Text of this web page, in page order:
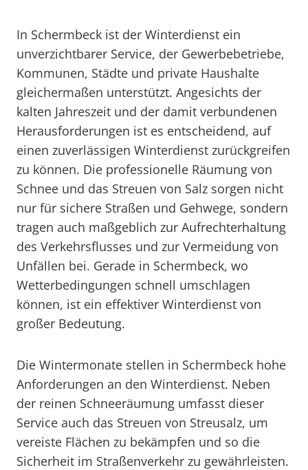
In Schermbeck ist der Winterdienst ein
unverzichtbarer Service, der Gewerbebetriebe,
Kommunen, Städte und private Haushalte
gleichermaßen unterstützt. Angesichts der
kalten Jahreszeit und der damit verbundenen
Herausforderungen ist es entscheidend, auf
einen zuverlässigen Winterdienst zurückgreifen
zu können. Die professionelle Räumung von
Schnee und das Streuen von Salz sorgen nicht
nur für sichere Straßen und Gehwege, sondern
tragen auch maßgeblich zur Aufrechterhaltung
des Verkehrsflusses und zur Vermeidung von
Unfällen bei. Gerade in Schermbeck, wo
Wetterbedingungen schnell umschlagen
können, ist ein effektiver Winterdienst von
großer Bedeutung.
Die Wintermonate stellen in Schermbeck hohe
Anforderungen an den Winterdienst. Neben
der reinen Schneeräumung umfasst dieser
Service auch das Streuen von Streusalz, um
vereiste Flächen zu bekämpfen und so die
Sicherheit im Straßenverkehr zu gewährleisten.